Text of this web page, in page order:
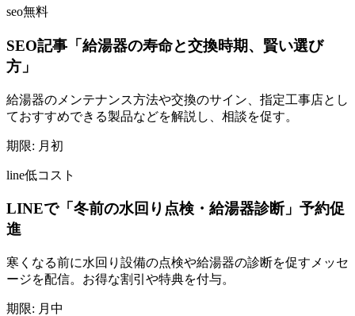
seo無料
SEO記事「給湯器の寿命と交換時期、賢い選び
方」
給湯器のメンテナンス方法や交換のサイン、指定工事店とし
ておすすめできる製品などを解説し、相談を促す。
期限: 月初
line低コスト
LINEで「冬前の水回り点検・給湯器診断」予約促
進
寒くなる前に水回り設備の点検や給湯器の診断を促すメッセ
ージを配信。お得な割引や特典を付与。
期限: 月中